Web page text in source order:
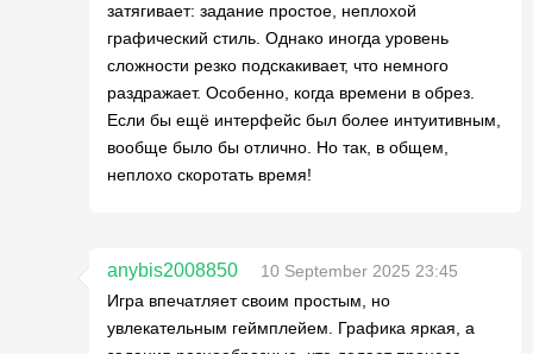
затягивает: задание простое, неплохой
графический стиль. Однако иногда уровень
сложности резко подскакивает, что немного
раздражает. Особенно, когда времени в обрез.
Если бы ещё интерфейс был более интуитивным,
вообще было бы отлично. Но так, в общем,
неплохо скоротать время!
anybis2008850
10 September 2025 23:45
Игра впечатляет своим простым, но
увлекательным геймплейем. Графика яркая, а